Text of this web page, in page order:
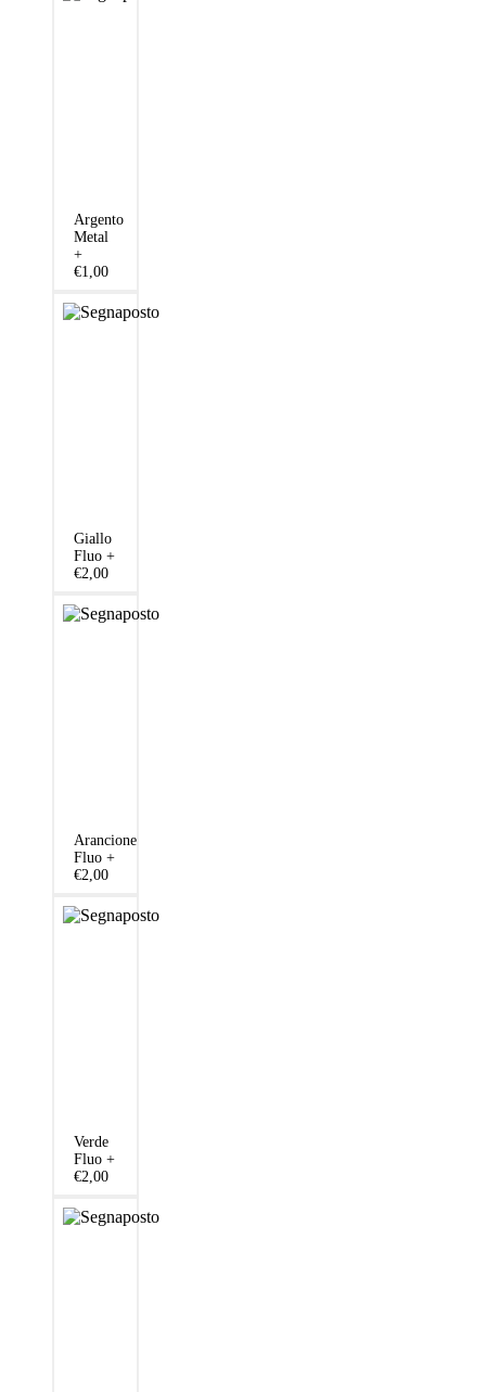
Argento
Metal
+
€1,00
Giallo
Fluo +
€2,00
Arancione
Fluo +
€2,00
Verde
Fluo +
€2,00